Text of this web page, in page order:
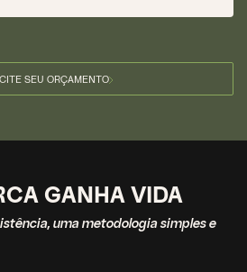
SEU ORÇAMENTO
GANHA VIDA
uma metodologia simples e